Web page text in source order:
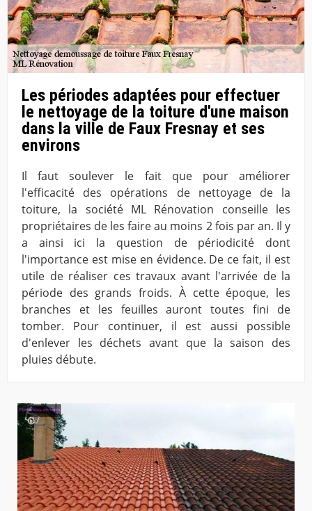
Les périodes adaptées pour effectuer
le nettoyage de la toiture d'une maison
dans la ville de Faux Fresnay et ses
environs
Il faut soulever le fait que pour améliorer
l'efficacité des opérations de nettoyage de la
toiture, la société ML Rénovation conseille les
propriétaires de les faire au moins 2 fois par an. Il y
a ainsi ici la question de périodicité dont
l'importance est mise en évidence. De ce fait, il est
utile de réaliser ces travaux avant l'arrivée de la
période des grands froids. À cette époque, les
branches et les feuilles auront toutes fini de
tomber. Pour continuer, il est aussi possible
d'enlever les déchets avant que la saison des
pluies débute.